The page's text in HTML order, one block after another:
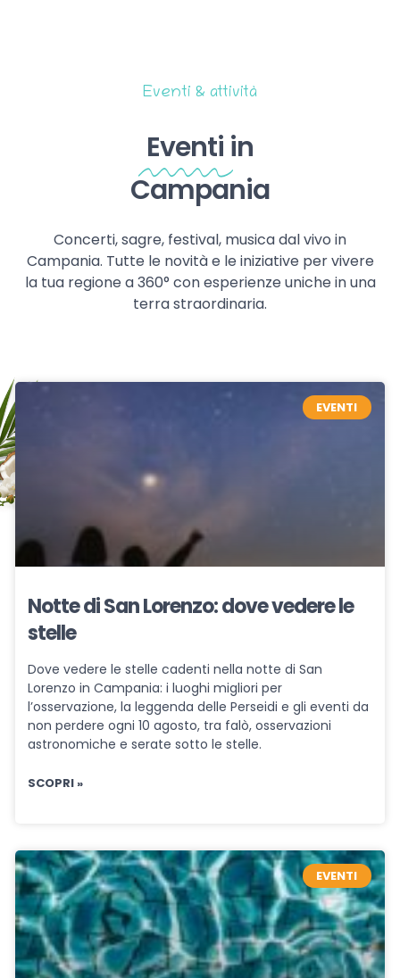
Eventi & attività
Eventi in
Campania
Concerti, sagre, festival, musica dal vivo in
Campania. Tutte le novità e le iniziative per vivere
la tua regione a 360° con esperienze uniche in una
terra straordinaria.
EVENTI
Notte di San Lorenzo: dove vedere le
stelle
Dove vedere le stelle cadenti nella notte di San
Lorenzo in Campania: i luoghi migliori per
l’osservazione, la leggenda delle Perseidi e gli eventi da
non perdere ogni 10 agosto, tra falò, osservazioni
astronomiche e serate sotto le stelle.
SCOPRI »
EVENTI